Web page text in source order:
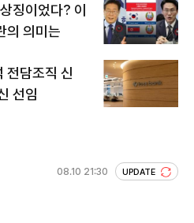
징이었다? 이
의 의미는
전담조직 신
선임
08.10 21:30 UPDATE